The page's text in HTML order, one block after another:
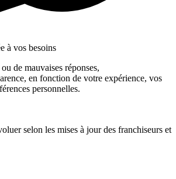
à vos besoins
de mauvaises réponses,
en fonction de votre expérience, vos
personnelles.
selon les mises à jour des franchiseurs et